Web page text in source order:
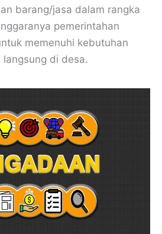
barang/jasa dalam rangka
pemerintahan
memenuhi kebutuhan
di desa.